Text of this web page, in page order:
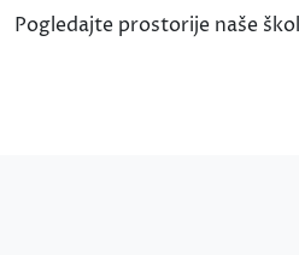
Pogledajte prostorije naše